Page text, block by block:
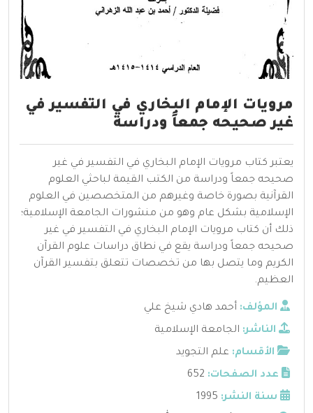
مرويات الإمام البخاري في التفسير في
غير صحيحه جمعاً ودراسة
يعتبر كتاب مرويات الإمام البخاري في التفسير في غير
صحيحه جمعاً ودراسة من الكتب القيمة لباحثي العلوم
القرآنية بصورة خاصة وغيرهم من المتخصصين في العلوم
الإسلامية بشكل عام وهو من منشورات الجامعة الإسلامية؛
ذلك أن كتاب مرويات الإمام البخاري في التفسير في غير
صحيحه جمعاً ودراسة يقع في نطاق دراسات علوم القرآن
الكريم وما يتصل بها من تخصصات تتعلق بتفسير القرآن
العظيم.
المؤلف: أحمد هادي شيخ علي
الناشر: الجامعة الإسلامية
الأقسام: علم التجويد
عدد الصفحات: 652
سنة النشر: 1995